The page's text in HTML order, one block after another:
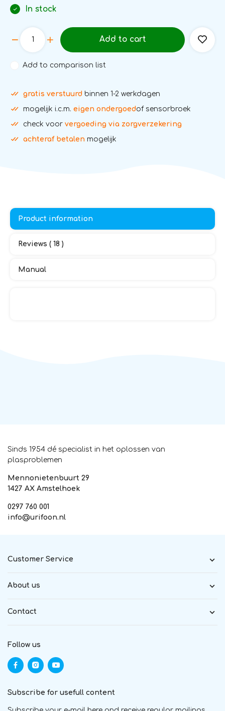
In stock
Add to cart
Add to comparison list
gratis verstuurd binnen 1-2 werkdagen
mogelijk i.c.m. eigen ondergoedof sensorbroek
check voor vergoeding via zorgverzekering
achteraf betalen mogelijk
Product information
Reviews ( 18 )
Manual
Sinds 1954 dé specialist in het oplossen van
plasproblemen
Mennonietenbuurt 29
1427 AX Amstelhoek
0297 760 001
info@urifoon.nl
Customer Service
About us
Contact
Follow us
Subscribe for usefull content